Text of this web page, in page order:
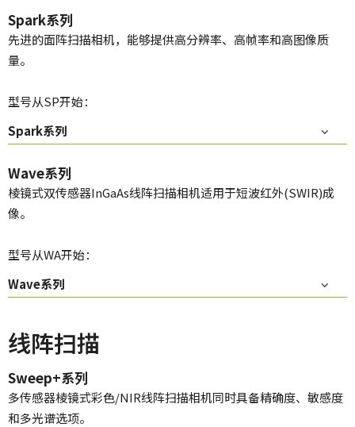
Spark系列
先进的面阵扫描相机，能够提供高分辨率、高帧率和高图像质
量。
型号从SP开始：
Spark系列
Wave系列
棱镜式双传感器InGaAs线阵扫描相机适用于短波红外(SWIR)成
像。
型号从WA开始：
Wave系列
线阵扫描
Sweep+系列
多传感器棱镜式彩色/NIR线阵扫描相机同时具备精确度、敏感度
和多光谱选项。